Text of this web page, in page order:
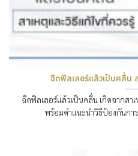
ฉีดฟิลเลอร์แล้วเป็นคลื่น
ฉีดฟิลเลอร์แล้วเป็นคลื่น เกิดจากสา
พร้อมคำแนะนำวิธีป้องกันกา